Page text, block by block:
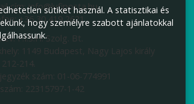
cím:info@lufiposta.hu
+36 30 419 2621
F.I.S.H. Szolg. Bt.
1149 Budapest, Nagy Lajos király
214.
szám: 01-06-774991
22315797-1-42
sütiket használ. A statisztikai és
hogy személyre szabott ajánlatokkal